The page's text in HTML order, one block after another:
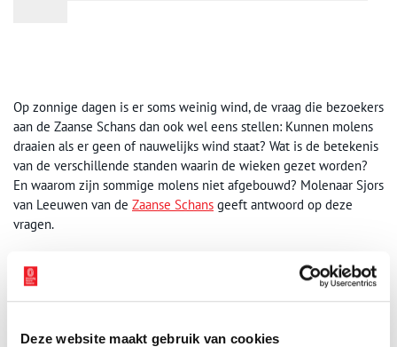
Deze website maakt gebruik van cookies
Op zonnige dagen is er soms weinig wind, de vraag die bezoekers
aan de Zaanse Schans dan ook wel eens stellen: Kunnen molens
draaien als er geen of nauwelijks wind staat? Wat is de betekenis
van de verschillende standen waarin de wieken gezet worden?
En waarom zijn sommige molens niet afgebouwd? Molenaar Sjors
van Leeuwen van de Zaanse Schans geeft antwoord op deze
vragen.